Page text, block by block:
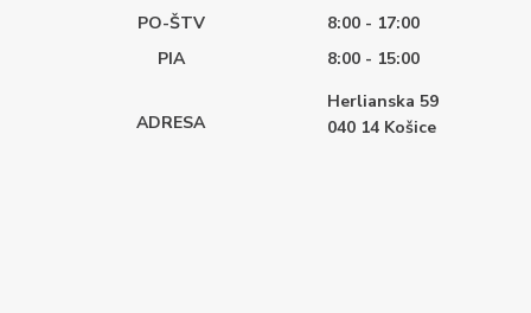
PO-ŠTV
8:00 - 17:00
PIA
8:00 - 15:00
ADRESA
Herlianska 59
040 14 Košice